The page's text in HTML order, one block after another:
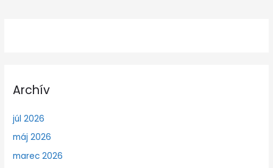
Archív
júl 2026
máj 2026
marec 2026